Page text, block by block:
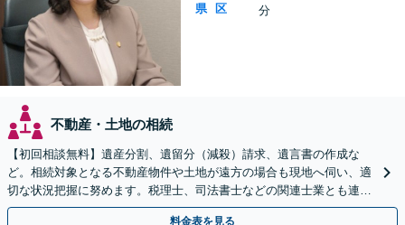
県
区
分
不動産・土地の相続
【初回相談無料】遺産分割、遺留分（減殺）請求、遺言書の作成な
ど。相続対象となる不動産物件や土地が遠方の場合も現地へ伺い、適
切な状況把握に努めます。税理士、司法書士などの関連士業とも連携
しワンストップで対応します【新静岡駅直結】
料金表を見る